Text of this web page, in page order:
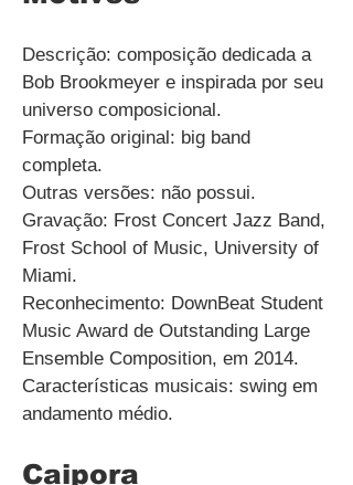
Descrição: composição dedicada a
Bob Brookmeyer e inspirada por seu
universo composicional.
Formação original: big band
completa.
Outras versões: não possui.
Gravação: Frost Concert Jazz Band,
Frost School of Music, University of
Miami.
Reconhecimento: DownBeat Student
Music Award de Outstanding Large
Ensemble Composition, em 2014.
Características musicais: swing em
andamento médio.
Caipora